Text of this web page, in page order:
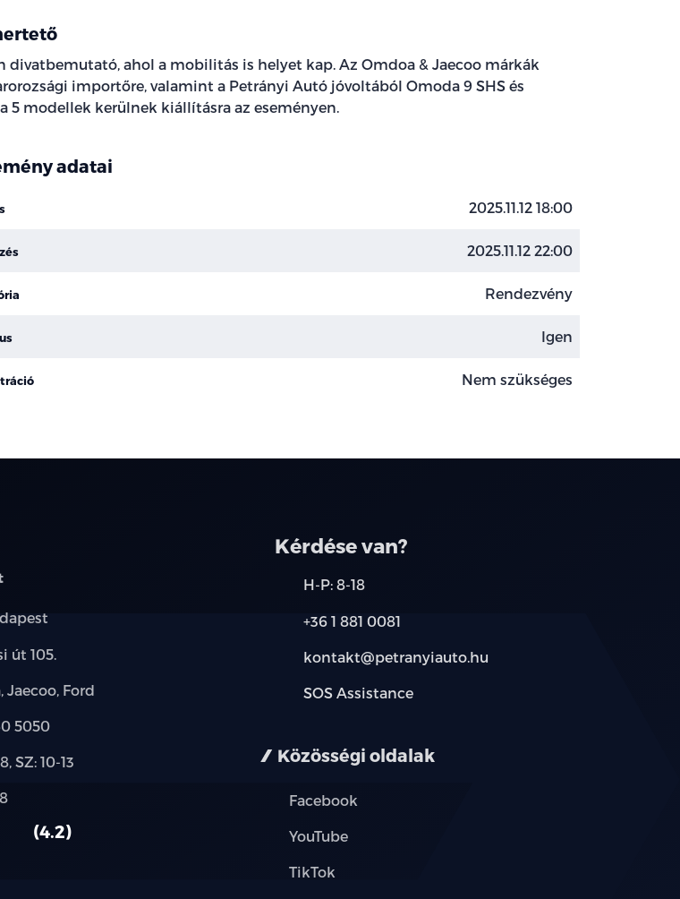
divatbemutató, ahol a mobilitás is helyet kap. Az Omdoa & Jaecoo márkák
importőre, valamint a Petrányi Autó jóvoltából Omoda 9 SHS és
5 modellek kerülnek kiállításra az eseményen.
adatai
2025.11.12 18:00
2025.11.12 22:00
Rendezvény
Igen
Nem szükséges
út 105.
Jaecoo, Ford
5050
SZ: 10-13
4.2
Kérdése van?
H-P: 8-18
+36 1 881 0081
kontakt@petranyiauto.hu
SOS Assistance
Közösségi oldalak
Facebook
YouTube
TikTok